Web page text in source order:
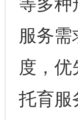
服务
度，
托育服